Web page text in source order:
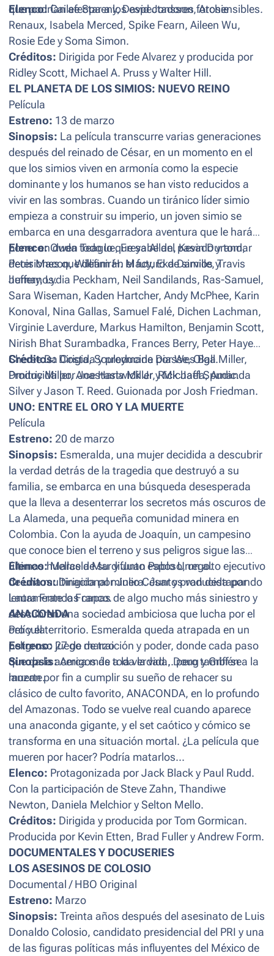
que podrían afectar a los espectadores fotosensibles.
Elenco:Cailee Spaeny, David Jonsson, Archie
Renaux, Isabela Merced, Spike Fearn, Aileen Wu,
Rosie Ede y Soma Simon.
Créditos: Dirigida por Fede Alvarez y producida por
Ridley Scott, Michael A. Pruss y Walter Hill.
EL PLANETA DE LOS SIMIOS: NUEVO REINO
Película
Estreno: 13 de marzo
Sinopsis: La película transcurre varias generaciones
después del reinado de César, en un momento en el
que los simios viven en armonía como la especie
dominante y los humanos se han visto reducidos a
vivir en las sombras. Cuando un tiránico líder simio
empieza a construir su imperio, un joven simio se
embarca en una desgarradora aventura que le hará
poner en duda todo lo que sabe del pasado y tomar
decisiones que definirán el futuro de simios y
humanos.
Elenco:Owen Teague, Freya Allan, Kevin Durand,
Peter Macon, William H. Macy, Eka Darville, Travis
Jeffery, Lydia Peckham, Neil Sandilands, Ras-Samuel,
Sara Wiseman, Kaden Hartcher, Andy McPhee, Karin
Konoval, Nina Gallas, Samuel Falé, Dichen Lachman,
Virginie Laverdure, Markus Hamilton, Benjamin Scott,
Nirish Bhat Surambadka, Frances Berry, Peter Hayes,
Sheree Da Costa, Souleymane Diasse, Olga Miller,
Dmitriy Miller, Anastasia Miller y Michael Spudic.
Créditos:Dirigida y producida por Wes Ball.
Producida por Joe Hartwick Jr, Rick Jaffa, Amanda
Silver y Jason T. Reed. Guionada por Josh Friedman.
UNO: ENTRE EL ORO Y LA MUERTE
Película
Estreno: 20 de marzo
Sinopsis: Esmeralda, una mujer decidida a descubrir
la verdad detrás de la tragedia que destruyó a su
familia, se embarca en una búsqueda desesperada
que la lleva a desenterrar los secretos más oscuros de
La Alameda, una pequeña comunidad minera en
Colombia. Con la ayuda de Joaquín, un campesino
que conoce bien el terreno y sus peligros sigue las
últimas huellas de su difunto esposo, un alto ejecutivo
de una multinacional minera. Juntos van destapando
lentamente las capas de algo mucho más siniestro y
descubren una sociedad ambiciosa que lucha por el
oro y el territorio. Esmeralda queda atrapada en un
peligroso juego de traición y poder, donde cada paso
que da la acerca más a la verdad... pero también a la
muerte.
Elenco:Marcela Mar y Juan Pablo Urrego.
Créditos:Dirigida por Julio César y producida por
Laura Franco Franco.
ANACONDA
Película
Estreno: 27 de marzo
Sinopsis:Amigos de toda la vida, Doug y Griff se
lanzan por fin a cumplir su sueño de rehacer su
clásico de culto favorito, ANACONDA, en lo profundo
del Amazonas. Todo se vuelve real cuando aparece
una anaconda gigante, y el set caótico y cómico se
transforma en una situación mortal. ¿La película que
mueren por hacer? Podría matarlos...
Elenco: Protagonizada por Jack Black y Paul Rudd.
Con la participación de Steve Zahn, Thandiwe
Newton, Daniela Melchior y Selton Mello.
Créditos: Dirigida y producida por Tom Gormican.
Producida por Kevin Etten, Brad Fuller y Andrew Form.
DOCUMENTALES Y DOCUSERIES
LOS ASESINOS DE COLOSIO
Documental / HBO Original
Estreno: Marzo
Sinopsis: Treinta años después del asesinato de Luis
Donaldo Colosio, candidato presidencial del PRI y una
de las figuras políticas más influyentes del México de